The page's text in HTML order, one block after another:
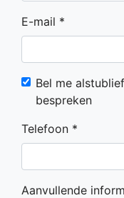
E-mail *
Bel me
bespreken
Telefoon *
Aanvullende